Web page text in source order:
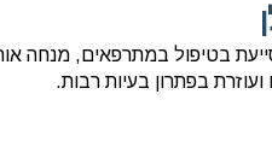
בטיפול במתרפאים, מנחה
בפתרון בעיות רבות.